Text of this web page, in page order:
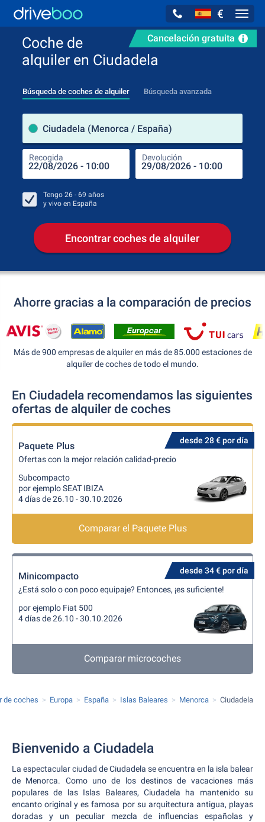
€
Cancelación gratuita
Coche de
alquiler en Ciudadela
Búsqueda de coches de alquiler Búsqueda avanzada
Ciudadela (Menorca / España)
Recogida Devolución
Tengo 26 - 69 años
y vivo en España
Encontrar coches de alquiler
Ahorre gracias a la comparación de precios
Más de 900 empresas de alquiler en más de 85.000 estaciones de
alquiler de coches de todo el mundo.
En Ciudadela recomendamos las siguientes
ofertas de alquiler de coches
desde 28 € por día
Paquete Plus
Ofertas con la mejor relación calidad-precio
Subcompacto
por ejemplo SEAT IBIZA
4 días de 26.10 - 30.10.2026
Comparar el Paquete Plus
desde 34 € por día
Minicompacto
¿Está solo o con poco equipaje? Entonces, ¡es suficiente!
por ejemplo Fiat 500
4 días de 26.10 - 30.10.2026
Comparar microcoches
de coches Europa España Islas Baleares Menorca Ciudadela
Bienvenido a Ciudadela
La espectacular ciudad de Ciudadela se encuentra en la isla balear
de Menorca. Como uno de los destinos de vacaciones más
populares de las Islas Baleares, Ciudadela ha mantenido su
encanto original y es famosa por su arquitectura antigua, playas
doradas y un peculiar mezcla de influencias españolas y